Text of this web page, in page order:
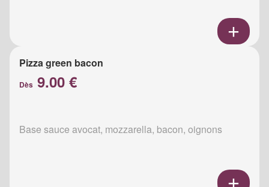
Pizza green bacon
Dès 9.00 €
Base sauce avocat, mozzarella, bacon, oignons